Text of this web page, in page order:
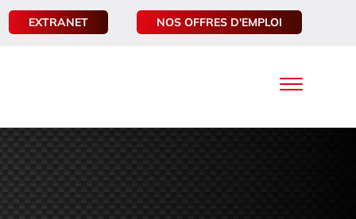
EXTRANET NOS OFFRES D'EMPLOI